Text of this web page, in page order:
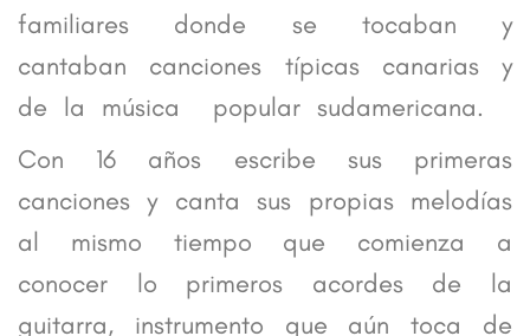
familiares donde se tocaban y
cantaban canciones típicas canarias y
de la música popular sudamericana.
Con 16 años escribe sus primeras
canciones y canta sus propias melodías
al mismo tiempo que comienza a
conocer lo primeros acordes de la
guitarra, instrumento que aún toca de